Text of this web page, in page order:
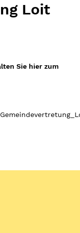
Loit
Sie hier zum